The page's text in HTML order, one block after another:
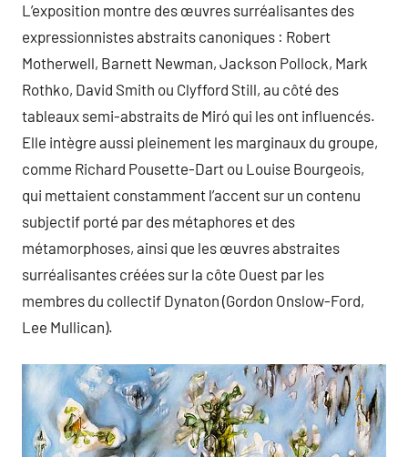
L’exposition montre des œuvres surréalisantes des
expressionnistes abstraits canoniques : Robert
Motherwell, Barnett Newman, Jackson Pollock, Mark
Rothko, David Smith ou Clyfford Still, au côté des
tableaux semi-abstraits de Miró qui les ont influencés.
Elle intègre aussi pleinement les marginaux du groupe,
comme Richard Pousette-Dart ou Louise Bourgeois,
qui mettaient constamment l’accent sur un contenu
subjectif porté par des métaphores et des
métamorphoses, ainsi que les œuvres abstraites
surréalisantes créées sur la côte Ouest par les
membres du collectif Dynaton (Gordon Onslow-Ford,
Lee Mullican).